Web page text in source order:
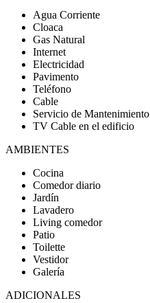
Agua Corriente
Cloaca
Gas Natural
Internet
Electricidad
Pavimento
Teléfono
Cable
Servicio de Mantenimiento
TV Cable en el edificio
AMBIENTES
Cocina
Comedor diario
Jardín
Lavadero
Living comedor
Patio
Toilette
Vestidor
Galería
ADICIONALES